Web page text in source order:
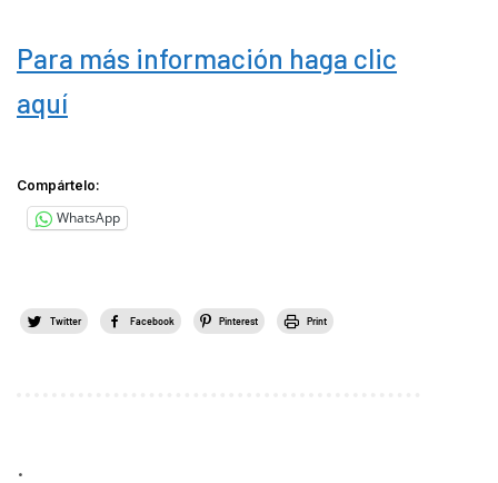
Para más información haga clic
aquí
Compártelo:
WhatsApp
Twitter Facebook Pinterest Print
.